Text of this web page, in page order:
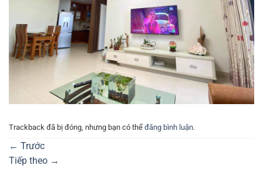
Trackback đã bị đóng, nhưng bạn có thể đăng bình luận.
← Trước
Tiếp theo →